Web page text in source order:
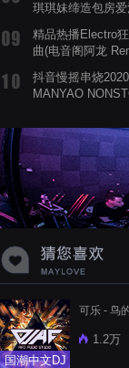
琪琪妹缔造包房
精品热播Electro
曲(电音阁阿龙
抖音慢摇串烧
MANYAO
蝉爸爸妈妈爱存
声音啊
国潮中文DJ
可乐 - 鸟
1.2万